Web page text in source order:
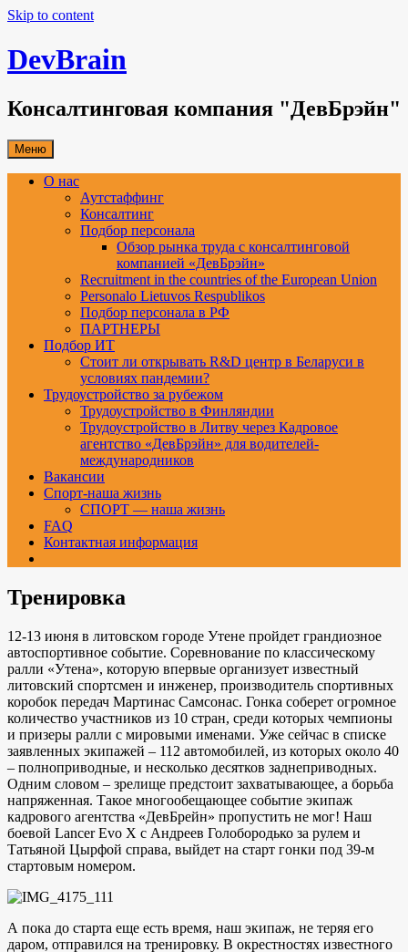
Skip to content
DevBrain
Консалтинговая компания "ДевБрэйн"
Меню
О нас
Аутстаффинг
Консалтинг
Подбор персонала
Обзор рынка труда с консалтинговой
компанией «ДевБрэйн»
Recruitment in the countries of the European Union
Personalo Lietuvos Respublikos
Подбор персонала в РФ
ПАРТНЕРЫ
Подбор ИТ
Стоит ли открывать R&D центр в Беларуси в
условиях пандемии?
Трудоустройство за рубежом
Трудоустройство в Финляндии
Трудоустройство в Литву через Кадровое
агентство «ДевБрэйн» для водителей-
международников
Вакансии
Спорт-наша жизнь
СПОРТ — наша жизнь
FAQ
Контактная информация
Тренировка
12-13 июня в литовском городе Утене пройдет грандиозное
автоспортивное событие. Соревнование по классическому
ралли «Утена», которую впервые организует известный
литовский спортсмен и инженер, производитель спортивных
коробок передач Мартинас Самсонас. Гонка соберет огромное
количество участников из 10 стран, среди которых чемпионы
и призеры ралли с мировыми именами. Уже сейчас в списке
заявленных экипажей – 112 автомобилей, из которых около 40
– полноприводные, и несколько десятков заднеприводных.
Одним словом – зрелище предстоит захватывающее, а борьба
напряженная. Такое многообещающее событие экипаж
кадрового агентства «ДевБрейн» пропустить не мог! Наш
боевой Lancer Evo X с Андреев Голобородько за рулем и
Татьяной Цырфой справа, выйдет на старт гонки под 39-м
стартовым номером.
А пока до старта еще есть время, наш экипаж, не теряя его
даром, отправился на тренировку. В окрестностях известного